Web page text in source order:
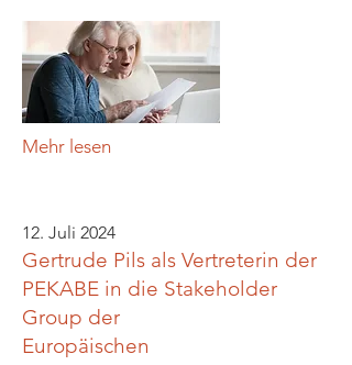
Mehr lesen
12. Juli 2024
Gertrude Pils als Vertreterin der
PEKABE in die Stakeholder
Group der
Europäischen